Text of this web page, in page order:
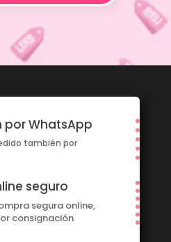
por WhatsApp
también por
seguro
segura online,
consignación